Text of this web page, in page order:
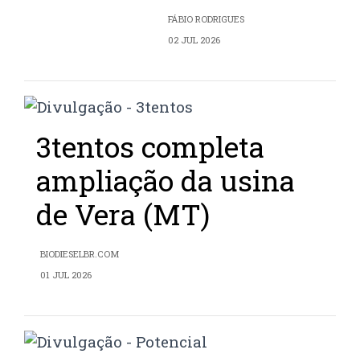
FÁBIO RODRIGUES
02 JUL 2026
3tentos completa
ampliação da usina
de Vera (MT)
BIODIESELBR.COM
01 JUL 2026